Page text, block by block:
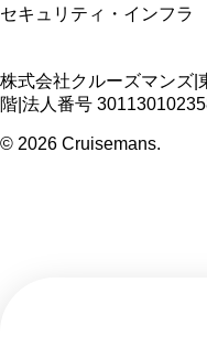
セキュリティ・インフラ
株式会社クルーズマンズ
階 法人番号
© 2026 Cruisemans.